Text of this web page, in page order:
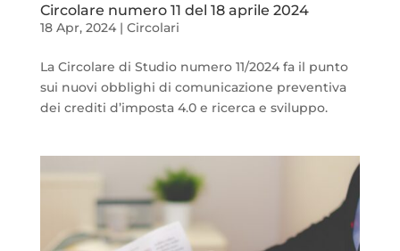
Circolare numero 11 del 18 aprile 2024
18 Apr, 2024| Circolari
La Circolare di Studio numero 11/2024 fa il punto
sui nuovi obblighi di comunicazione preventiva
dei crediti d’imposta 4.0 e ricerca e sviluppo.